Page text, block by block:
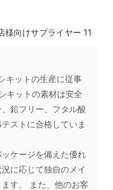
キットの生産に従事
キットの素材は安全
鉛フリー、フタル酸
ストに合格していま
ケージを備えた優れ
に応じて独自のメイ
す。 また、他のお客